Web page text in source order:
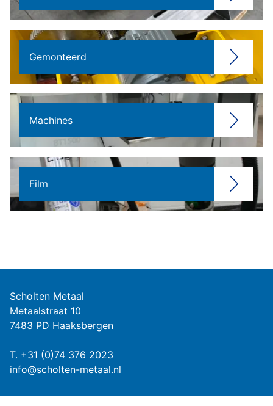
Gemonteerd
Machines
Film
Scholten Metaal
Metaalstraat 10
7483 PD Haaksbergen
T. +31 (0)74 376 2023
info@scholten-metaal.nl